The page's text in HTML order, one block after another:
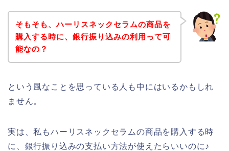
そもそも、ハーリスネックセラムの商品を
購入する時に、銀行振り込みの利用って可
能なの？
という風なことを思っている人も中にはいるかもしれ
ません。
実は、私もハーリスネックセラムの商品を購入する時
に、銀行振り込みの支払い方法が使えたらいいのに♪